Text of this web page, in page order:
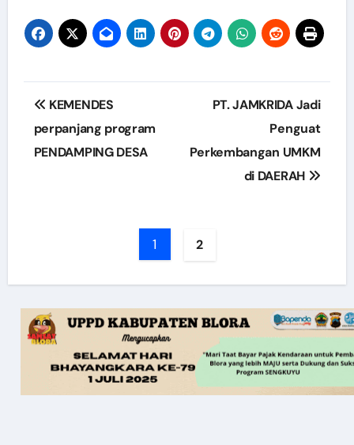
Post
navigation
KEMENDES
perpanjang program
PENDAMPING DESA
PT. JAMKRIDA Jadi
Penguat
Perkembangan UMKM
di DAERAH
1 2